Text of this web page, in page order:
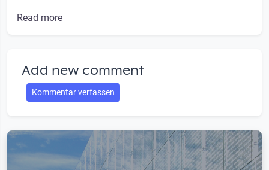
Read more
Add new comment
Kommentar verfassen